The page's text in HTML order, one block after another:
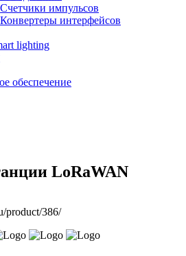
Счетчики импульсов
Конвертеры интерфейсов
lighting
обеспечение
LoRaWAN
product/386/